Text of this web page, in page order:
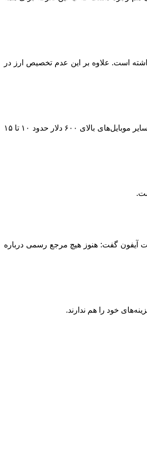
است. علاوه بر این عدم تخصیص ارز در
در این رابطه سید حسین سادات حسینی در گفت‌وگو با ایسنا، درباره تاثیر بلاتکلیفی واردات آیفون بر بازار، اظهار کرد: در ۱۰ روز گذشته قیمت موبایل‌های آیفون و سایر موبایل‌های بالای ۶۰۰ دلار حدود ۱۰ تا ۱۵
آیفون گفت: هنوز هیچ مرجع رسمی درباره
خود را هم ندارند.